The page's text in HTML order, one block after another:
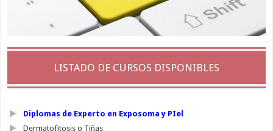
LISTADO DE CURSOS DISPONIBLES
Diplomas de Experto en Exposoma y PIel
Dermatofitosis o Tiñas